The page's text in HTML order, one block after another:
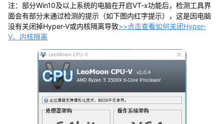
注：部分Win10及以上系统的电脑在开启VT-x功能后，检测工具界
面会有部分未通过检测的提示（如下图内红字提示），这是因电脑
没有关闭掉Hyper-V或内核隔离导致>>点击查看如何关闭Hyper-
V、内核隔离